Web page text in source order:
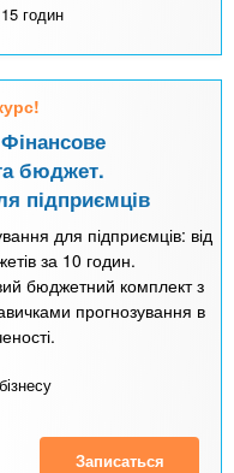
15 годин
бюджет.
підприємців
для підприємців: від
за 10 годин.
бюджетний комплект з
прогнозування в
Записаться